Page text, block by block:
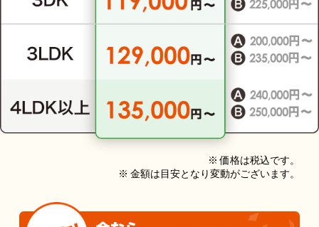
※ 価格は税込です。
※ 金額は目安となり変動がございます。